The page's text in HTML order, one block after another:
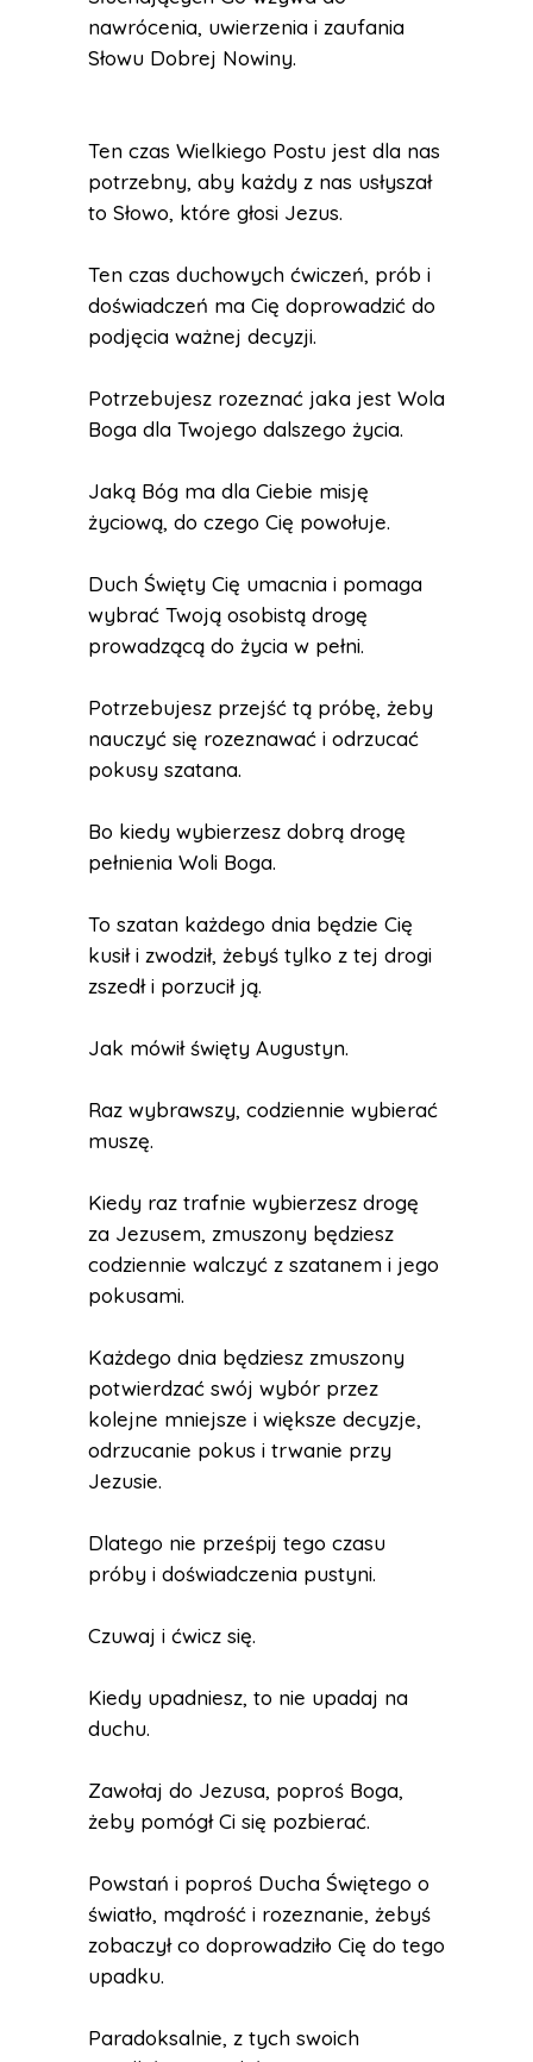
nawrócenia, uwierzenia i zaufania
Słowu Dobrej Nowiny.
Ten czas Wielkiego Postu jest dla nas
potrzebny, aby każdy z nas usłyszał
to Słowo, które głosi Jezus.
Ten czas duchowych ćwiczeń, prób i
doświadczeń ma Cię doprowadzić do
podjęcia ważnej decyzji.
Potrzebujesz rozeznać jaka jest Wola
Boga dla Twojego dalszego życia.
Jaką Bóg ma dla Ciebie misję
życiową, do czego Cię powołuje.
Duch Święty Cię umacnia i pomaga
wybrać Twoją osobistą drogę
prowadzącą do życia w pełni.
Potrzebujesz przejść tą próbę, żeby
nauczyć się rozeznawać i odrzucać
pokusy szatana.
Bo kiedy wybierzesz dobrą drogę
pełnienia Woli Boga.
To szatan każdego dnia będzie Cię
kusił i zwodził, żebyś tylko z tej drogi
zszedł i porzucił ją.
Jak mówił święty Augustyn.
Raz wybrawszy, codziennie wybierać
muszę.
Kiedy raz trafnie wybierzesz drogę
za Jezusem, zmuszony będziesz
codziennie walczyć z szatanem i jego
pokusami.
Każdego dnia będziesz zmuszony
potwierdzać swój wybór przez
kolejne mniejsze i większe decyzje,
odrzucanie pokus i trwanie przy
Jezusie.
Dlatego nie prześpij tego czasu
próby i doświadczenia pustyni.
Czuwaj i ćwicz się.
Kiedy upadniesz, to nie upadaj na
duchu.
Zawołaj do Jezusa, poproś Boga,
żeby pomógł Ci się pozbierać.
Powstań i poproś Ducha Świętego o
światło, mądrość i rozeznanie, żebyś
zobaczył co doprowadziło Cię do tego
upadku.
Paradoksalnie, z tych swoich